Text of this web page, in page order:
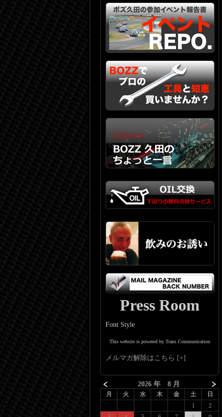
Press Room
Font Style
This website is powered by Trans Communication
メルマガ解除はこちら
2026 年 8 月
月 火 水 木 金 土
日
1
2